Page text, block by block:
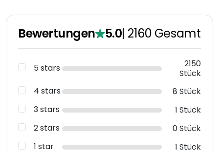
Bewertungen 5.0| 2160 Gesamt
5 stars
2150
Stück
4 stars
8 Stück
3 stars
1 Stück
2 stars
0 Stück
1 star
1 Stück